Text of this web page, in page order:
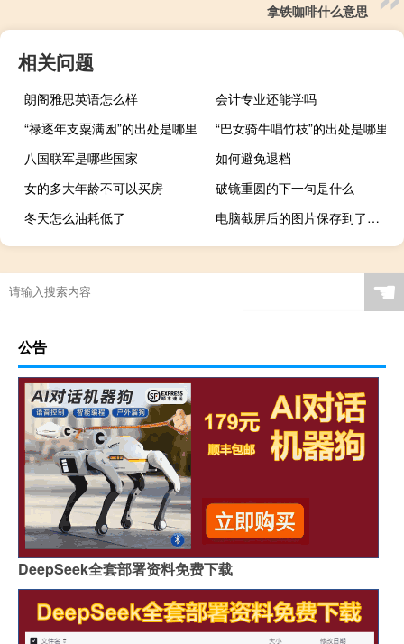
拿铁咖啡什么意思
相关问题
朗阁雅思英语怎么样
会计专业还能学吗
“禄逐年支粟满囷”的出处是哪里
“巴女骑牛唱竹枝”的出处是哪里
八国联军是哪些国家
如何避免退档
女的多大年龄不可以买房
破镜重圆的下一句是什么
冬天怎么油耗低了
电脑截屏后的图片保存到了哪里（电脑截屏）
☚
公告
DeepSeek全套部署资料免费下载